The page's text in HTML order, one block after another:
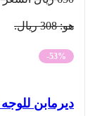
-53%
ديرمابن للوجه +